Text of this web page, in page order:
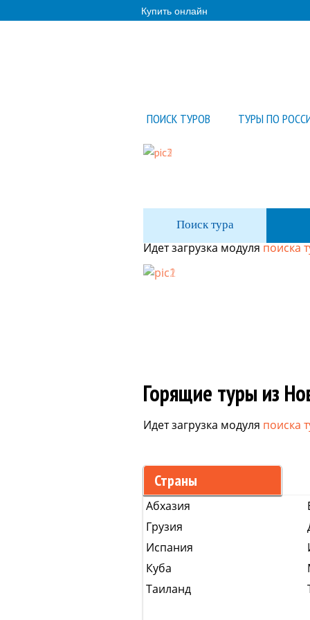
Купить онлайн
ПОИСК ТУРОВ ТУРЫ ПО
Поиск тура
Идет загрузка модуляпоиска
Горящие туры из
Идет загрузка модуля поиска
Страны
Абхазия
Грузия
Испания
Куба
Таиланд